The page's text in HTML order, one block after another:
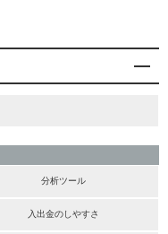
分析ツール
入出金のしやすさ